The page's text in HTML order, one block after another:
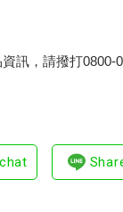
訊，請撥打